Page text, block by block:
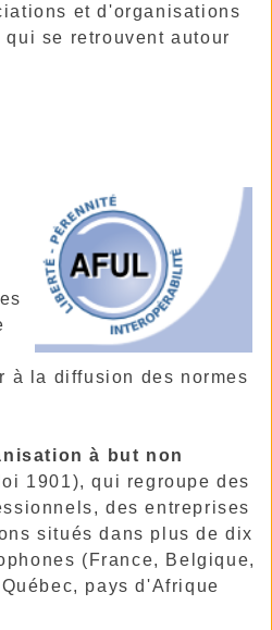
et d'organisations
se retrouvent autour
à la diffusion des normes
à but non
1901), qui regroupe des
des entreprises
situés dans plus de dix
(France, Belgique,
pays d'Afrique